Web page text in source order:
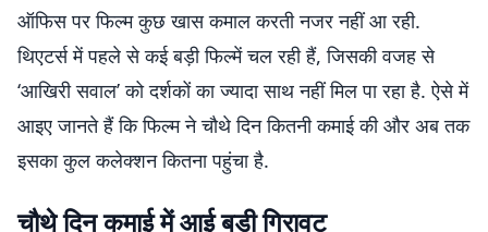
ऑफिस पर फिल्म कुछ खास कमाल करती नजर नहीं आ रही.
थिएटर्स में पहले से कई बड़ी फिल्में चल रही हैं, जिसकी वजह से
‘आखिरी सवाल’ को दर्शकों का ज्यादा साथ नहीं मिल पा रहा है. ऐसे में
आइए जानते हैं कि फिल्म ने चौथे दिन कितनी कमाई की और अब तक
इसका कुल कलेक्शन कितना पहुंचा है.
चौथे दिन कमाई में आई बड़ी गिरावट